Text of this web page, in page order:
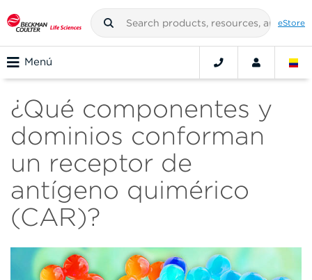
eStore
Menú
¿Qué componentes y
dominios conforman
un receptor de
antígeno quimérico
(CAR)?